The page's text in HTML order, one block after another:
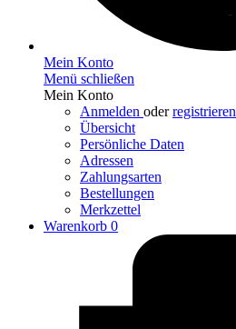
Mein Konto
Menü schließen
Mein Konto
Anmelden oderregistrieren
Übersicht
Persönliche Daten
Adressen
Zahlungsarten
Bestellungen
Merkzettel
Warenkorb 0